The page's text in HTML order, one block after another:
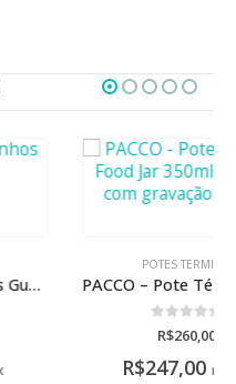
POTES TERMICO
PACCO – Pote Térmico Food Jar 350ml lavanda com gravação a laser
247,00 no Pix